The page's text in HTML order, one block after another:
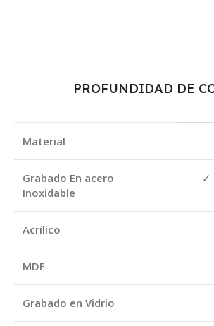
PROFUNDIDAD DE
Material
Grabado En acero
Inoxidable
✓
Acrílico
MDF
Grabado en Vidrio